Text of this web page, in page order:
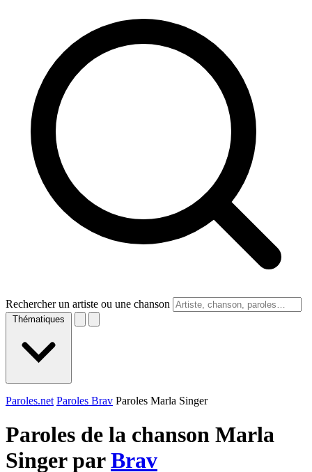
Rechercher un artiste ou une chanson
Thématiques
Paroles.net Paroles Brav Paroles Marla Singer
Paroles de la chanson Marla
Singer parBrav